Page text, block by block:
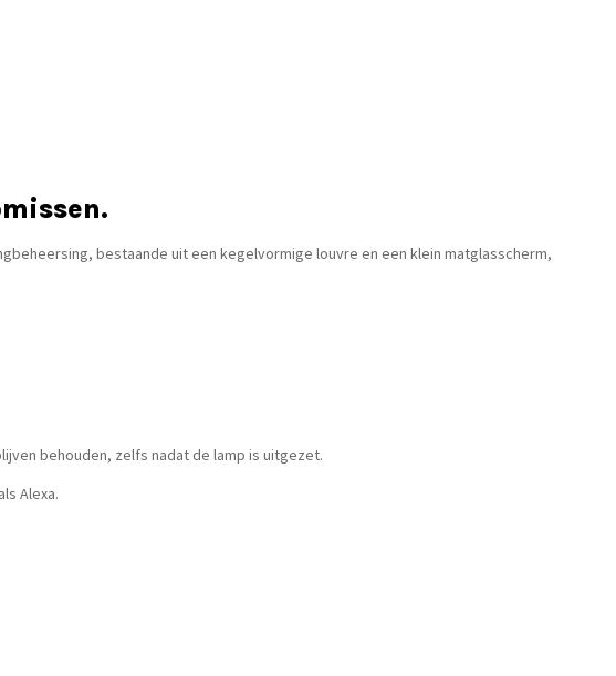
bestaande uit een kegelvormige louvre en een klein matglasscherm,
behouden, zelfs nadat de lamp is uitgezet.
Alexa.